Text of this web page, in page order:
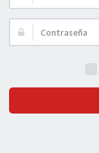
de
Usuario:
Contraseña: